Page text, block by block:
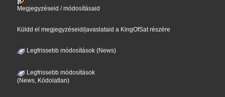
Megjegyzéseid / módosításaid
Küldd el megjegyzéseid/javaslataid a KingOfSat részére
Legfrissebb módosítások (News)
Legfrissebb módosítások
(News, Kódolatlan)